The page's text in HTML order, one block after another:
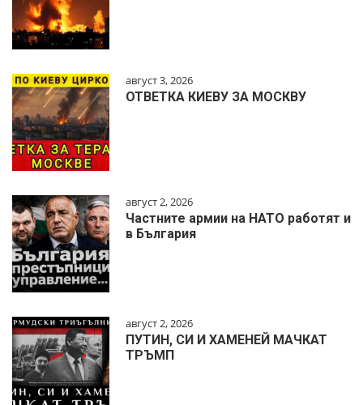
август 3, 2026
ОТВЕТКА КИЕВУ ЗА МОСКВУ
август 2, 2026
Частните армии на НАТО работят и
в България
август 2, 2026
ПУТИН, СИ И ХАМЕНЕЙ МАЧКАТ
ТРЪМП